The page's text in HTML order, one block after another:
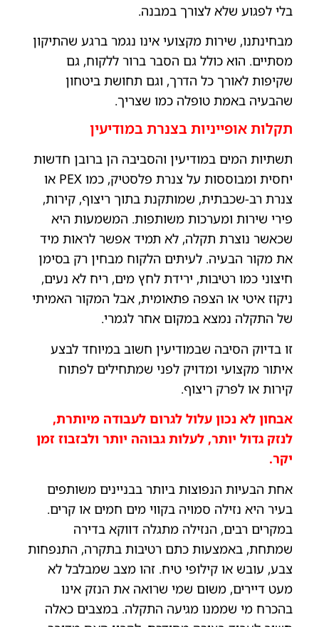
בלי לפגוע שלא לצורך במבנה.
מבחינתנו, שירות מקצועי אינו נגמר ברגע שהתיקון
מסתיים. הוא כולל גם הסבר ברור ללקוח, גם
שקיפות לאורך כל הדרך, וגם תחושת ביטחון
שהבעיה באמת טופלה כמו שצריך.
תקלות אופייניות בצנרת במודיעין
תשתיות המים במודיעין והסביבה הן ברובן חדשות
יחסית ומבוססות על צנרת פלסטיק, כמו PEX או
צנרת רב-שכבתית, שמותקנת בתוך ריצוף, קירות,
פירי שירות ומערכות משותפות. המשמעות היא
שכאשר נוצרת תקלה, לא תמיד אפשר לראות מיד
את מקור הבעיה. לעיתים הלקוח מבחין רק בסימן
חיצוני כמו רטיבות, ירידת לחץ מים, ריח לא נעים,
ניקוז איטי או הצפה פתאומית, אבל המקור האמיתי
של התקלה נמצא במקום אחר לגמרי.
זו בדיוק הסיבה שבמודיעין חשוב במיוחד לבצע
איתור מקצועי ומדויק לפני שמתחילים לפתוח
קירות או לפרק ריצוף.
אבחון לא נכון עלול לגרום לעבודה מיותרת,
לנזק גדול יותר, לעלות גבוהה יותר ולבזבוז זמן
יקר.
אחת הבעיות הנפוצות ביותר בבניינים משותפים
בעיר היא נזילה סמויה בקווי מים חמים או קרים.
במקרים רבים, הנזילה מתגלה דווקא בדירה
שמתחת, באמצעות כתם רטיבות בתקרה, התנפחות
צבע, עובש או קילופי טיח. זהו מצב שמבלבל לא
מעט דיירים, משום שמי שרואה את הנזק אינו
בהכרח מי שממנו מגיעה התקלה. במצבים כאלה